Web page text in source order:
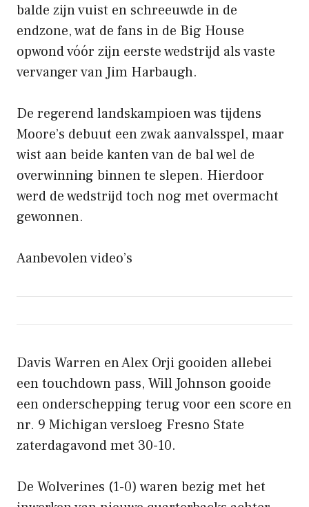
balde zijn vuist en schreeuwde in de
endzone, wat de fans in de Big House
opwond vóór zijn eerste wedstrijd als vaste
vervanger van Jim Harbaugh.
De regerend landskampioen was tijdens
Moore’s debuut een zwak aanvalsspel, maar
wist aan beide kanten van de bal wel de
overwinning binnen te slepen. Hierdoor
werd de wedstrijd toch nog met overmacht
gewonnen.
Aanbevolen video’s
Davis Warren en Alex Orji gooiden allebei
een touchdown pass, Will Johnson gooide
een onderschepping terug voor een score en
nr. 9 Michigan versloeg Fresno State
zaterdagavond met 30-10.
De Wolverines (1-0) waren bezig met het